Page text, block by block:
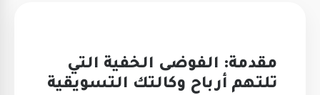
مقدمة: الفوضى الخفية التي
تلتهم أرباح وكالتك التسويقية